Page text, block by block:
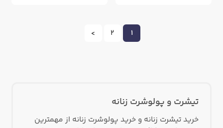
1
2
>
تیشرت و پولوشرت زنانه
خرید تیشرت زنانه و خرید پولوشرت‌ زنانه از مهمترین